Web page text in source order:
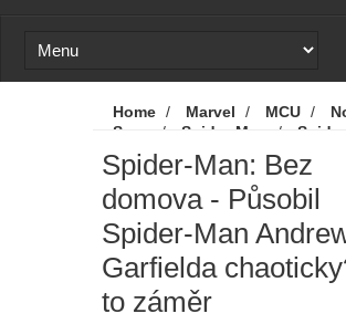
Home / Marvel / MCU /
Sony
/ Spider-Man /
Bez domova
/
Spider-Man: No
Home /
Spider-Man: Bez
Působil Spider-Man Andrewa
chaoticky? Byl to záměr
Spider-Man: Bez
domova - Působil
Spider-Man
Garfielda
to záměr